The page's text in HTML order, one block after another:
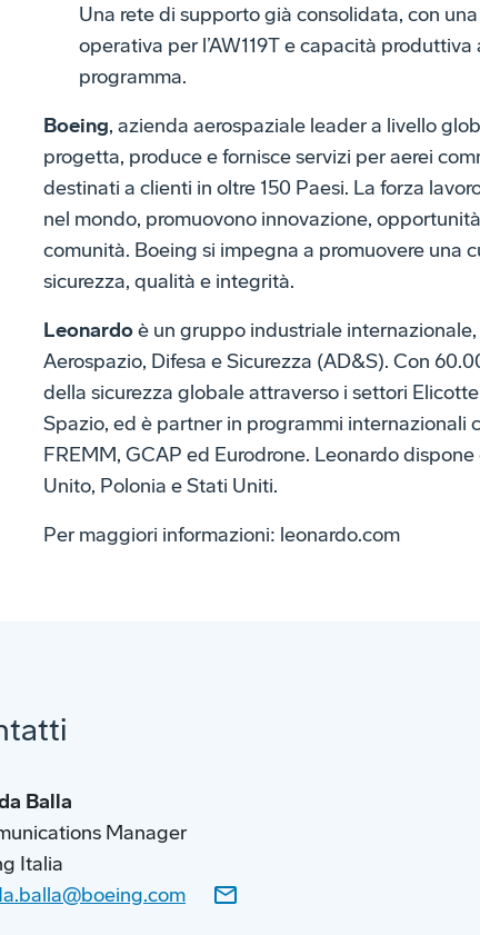
Una rete di supporto già consolidata, con
operativa per l’AW119T e capacità
programma.
Boeing, azienda aerospaziale leader a livello
progetta, produce e fornisce servizi per aerei
destinati a clienti in oltre 150 Paesi. La forza
nel mondo, promuovono innovazione,
comunità. Boeing si impegna a promuovere una
sicurezza, qualità e integrità.
Leonardoè un gruppo industriale
Aerospazio, Difesa e Sicurezza (AD&S). Con
della sicurezza globale attraverso i settori
Spazio, ed è partner in programmi internazionali
FREMM, GCAP ed Eurodrone. Leonardo
Unito, Polonia e Stati Uniti.
Per maggiori informazioni: leonardo.com
Balla
Manager
Italia